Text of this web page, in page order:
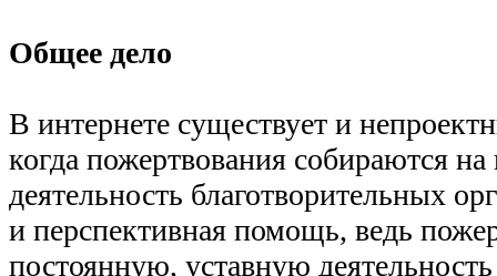
Общее дело
В интернете существует и
когда пожертвования собираются
деятельность благотворительных
и перспективная помощь, ведь
постоянную, уставную